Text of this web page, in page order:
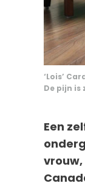
‘Lois’
De pijn is
Een